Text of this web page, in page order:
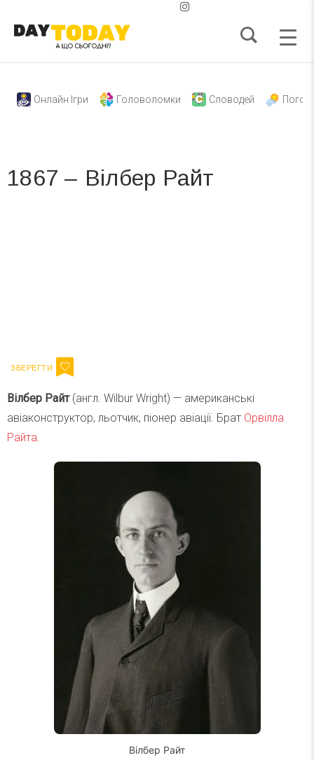
Онлайн Ігри Головоломки Словодей
1867 – Вілбер Райт
Вілбер Райт(англ. Wilbur Wright) — американські
авіаконструктор, льотчик, піонер авіації. Брат Орвілла
Райта.
Вілбер Райт